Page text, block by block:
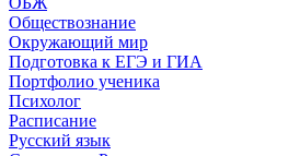
Обществознание
Окружающий мир
Подготовка к ЕГЭ и ГИА
Портфолио ученика
Психолог
Расписание
Русский язык